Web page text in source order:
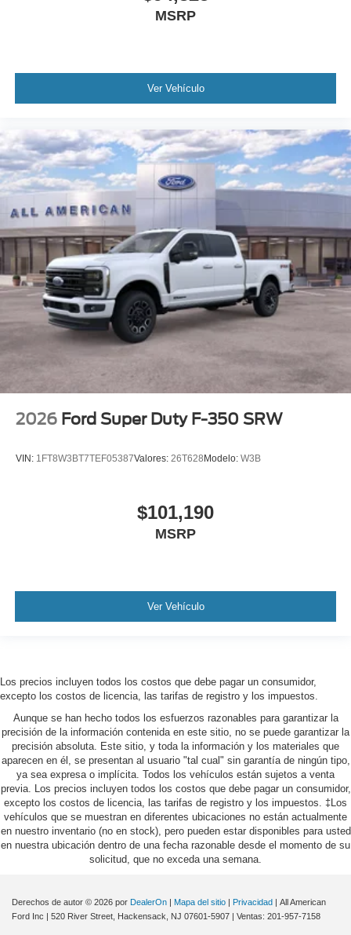
MSRP
Ver Vehículo
2026 Ford Super Duty F-350 SRW
VIN: 1FT8W3BT7TEF05387Valores: 26T628Modelo: W3B
$101,190
MSRP
Ver Vehículo
Los precios incluyen todos los costos que debe pagar un consumidor,
excepto los costos de licencia, las tarifas de registro y los impuestos.
Aunque se han hecho todos los esfuerzos razonables para garantizar la
precisión de la información contenida en este sitio, no se puede garantizar la
precisión absoluta. Este sitio, y toda la información y los materiales que
aparecen en él, se presentan al usuario "tal cual" sin garantía de ningún tipo,
ya sea expresa o implícita. Todos los vehículos están sujetos a venta
previa. Los precios incluyen todos los costos que debe pagar un consumidor,
excepto los costos de licencia, las tarifas de registro y los impuestos. ‡Los
vehículos que se muestran en diferentes ubicaciones no están actualmente
en nuestro inventario (no en stock), pero pueden estar disponibles para usted
en nuestra ubicación dentro de una fecha razonable desde el momento de su
solicitud, que no exceda una semana.
Derechos de autor © 2026 por DealerOn Mapa del sitio Privacidad | All American
Ford Inc
520 River Street, Hackensack, NJ 07601-5907 | Ventas: 201-957-7158